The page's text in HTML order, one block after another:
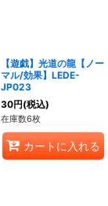
【遊戯】光道の龍【ノー
マル/効果】LEDE-
JP023
30円(税込)
在庫数6枚
カートに入れる